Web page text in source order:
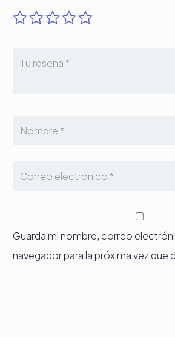
Guarda mi nombre, correo
navegador para la próxima vez que